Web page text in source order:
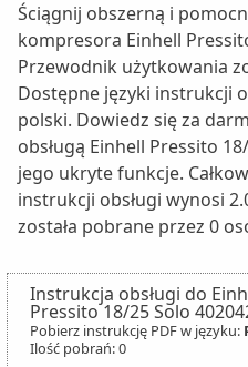
Ściągnij obszerną i
kompresora Einhell
Przewodnik użytkowania
Dostępne języki instrukcji
polski. Dowiedz się za
obsługą Einhell Pressito
jego ukryte funkcje.
instrukcji obsługi wynosi
została pobrane przez 0
Instrukcja obsługi do
Pressito 18/25 Solo
Pobierz instrukcję PDF w języku:
Ilość pobrań: 0